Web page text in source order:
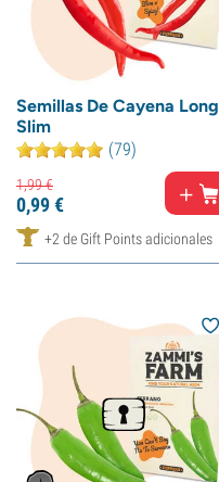
Semillas De Cayena Long
Slim
(79)
1,99€
0,99€
+2 de Gift Points adicionales